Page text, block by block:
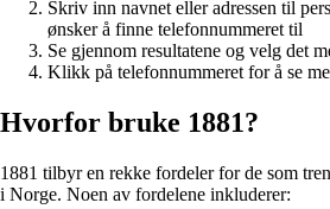
Skriv inn navnet eller adressen til
ønsker å finne telefonnummeret til
Se gjennom resultatene og velg det
Klikk på telefonnummeret for å se
Hvorfor bruke 1881?
1881 tilbyr en rekke fordeler for de som
i Norge. Noen av fordelene inkluderer: